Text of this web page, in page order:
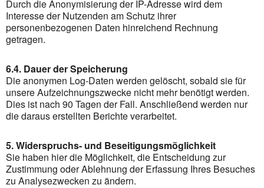
Durch die Anonymisierung der IP-Adresse wird dem
Interesse der Nutzenden am Schutz ihrer
personenbezogenen Daten hinreichend Rechnung
getragen.
6.4. Dauer der Speicherung
Die anonymen Log-Daten werden gelöscht, sobald sie für
unsere Aufzeichnungszwecke nicht mehr benötigt werden.
Dies ist nach 90 Tagen der Fall. Anschließend werden nur
die daraus erstellten Berichte verarbeitet.
5. Widerspruchs- und Beseitigungsmöglichkeit
Sie haben hier die Möglichkeit, die Entscheidung zur
Zustimmung oder Ablehnung der Erfassung Ihres Besuches
zu Analysezwecken zu ändern.